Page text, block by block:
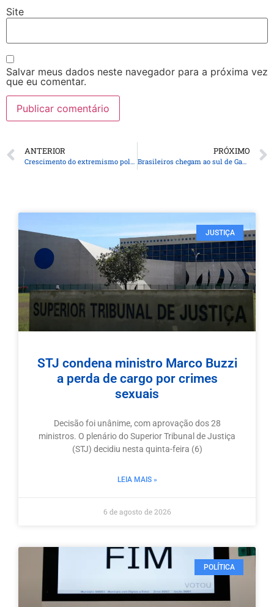
Site
Salvar meus dados neste navegador para a próxima vez
que eu comentar.
ANTERIOR
Crescimento do extremismo político no Brasil e no mundo?
PRÓXIMO
Brasileiros chegam ao sul de Gaza e aguardam travessia para Egito
JUSTIÇA
STJ condena ministro Marco Buzzi
a perda de cargo por crimes
sexuais
Decisão foi unânime, com aprovação dos 28
ministros. O plenário do Superior Tribunal de Justiça
(STJ) decidiu nesta quinta-feira (6)
LEIA MAIS »
6 de agosto de 2026
POLÍTICA